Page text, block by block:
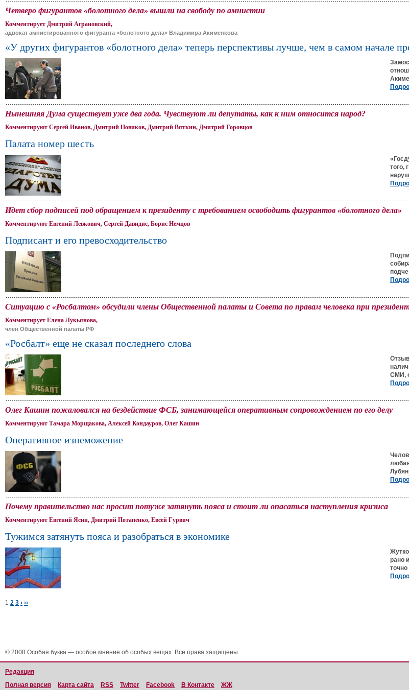
Четверо фигурантов «болотного дела» вышли на свободу по амнистии
Комментирует Дмитрий Аграновский,
адвокат амнистированного фигуранта «болотного дела» Владимира Акименкова
«У других фигурантов «болотного дела» теперь перспективы лучше, чем в самом начале
Нынешняя Дума существует уже два года. Чувствуют ли депутаты, как к ним относится народ?
Комментируют Сергей Иванов, Дмитрий Новиков, Дмитрий Вяткин, Дмитрий Горовцов
Палата номер шесть
того,
Идет сбор подписей под обращением к президенту с требованием освободить фигурантов «болотного дела»
Комментируют Евгений Левкович, Сергей Давидис, Борис Немцов
Подписант и его превосходительство
Ситуацию с «Росбалтом» обсудили члены Общественной палаты и Совета по правам человека при
Комментирует Елена Лукьянова,
член Общественной палаты РФ
«Росбалт» еще не сказал последнего слова
СМИ,
Олег Кашин пожаловался на бездействие ФСБ, занимающейся оперативным сопровождением по его делу
Комментируют Тамара Морщакова, Алексей Кондауров, Олег Кашин
Оперативное изнеможение
Почему правительство нас просит потуже затянуть пояса и стоит ли опасаться наступления кризиса
Комментируют Евгений Ясин, Дмитрий Потапенко, Евсей Гурвич
Тужимся затянуть пояса и разобраться в экономике
рано
1 2 3 › ››
© 2008 Особая буква — особое мнение об особых вещах. Все права защищены.
Редакция
Полная версия
Карта сайта RSS Twitter Facebook В Контакте ЖЖ